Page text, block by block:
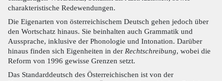
charakteristische Redewendungen.
Die Eigenarten von österreichischem Deutsch gehen jedoch über
den Wortschatz hinaus. Sie beinhalten auch Grammatik und
Aussprache, inklusive der Phonologie und Intonation. Darüber
hinaus finden sich Eigenheiten in der Rechtschreibung, wobei die
Reform von 1996 gewisse Grenzen setzt.
Das Standarddeutsch des Österreichischen ist von der